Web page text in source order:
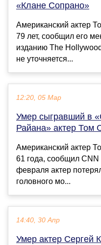
«Клане Сопрано»
Американский актер
79 лет, сообщил его
изданию The
не уточняется...
12:20, 05 Мар
Умер сыгравший в
Райана» актер Том
Американский актер
61 года, сообщил CNN
февраля актер
головного мо...
14:40, 30 Апр
Умер актер Сергей